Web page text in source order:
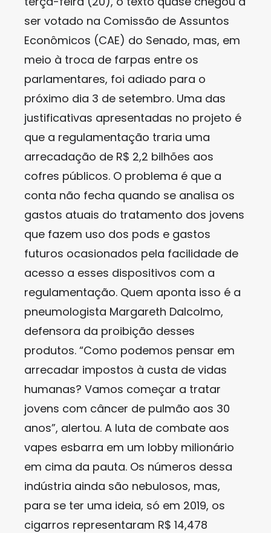
ser votado na Comissão de Assuntos
Econômicos (CAE) do Senado, mas, em
meio à troca de farpas entre os
parlamentares, foi adiado para o
próximo dia 3 de setembro. Uma das
justificativas apresentadas no projeto é
que a regulamentação traria uma
arrecadação de R$ 2,2 bilhões aos
cofres públicos. O problema é que a
conta não fecha quando se analisa os
gastos atuais do tratamento dos jovens
que fazem uso dos pods e gastos
futuros ocasionados pela facilidade de
acesso a esses dispositivos com a
regulamentação. Quem aponta isso é a
pneumologista Margareth Dalcolmo,
defensora da proibição desses
produtos. “Como podemos pensar em
arrecadar impostos à custa de vidas
humanas? Vamos começar a tratar
jovens com câncer de pulmão aos 30
anos”, alertou. A luta de combate aos
vapes esbarra em um lobby milionário
em cima da pauta. Os números dessa
indústria ainda são nebulosos, mas,
para se ter uma ideia, só em 2019, os
cigarros representaram R$ 14,478